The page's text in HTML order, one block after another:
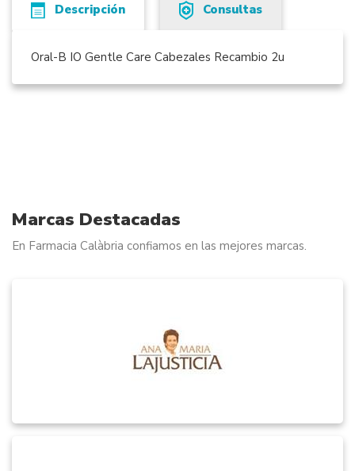
Descripción Consultas
Oral-B IO Gentle Care Cabezales Recambio 2u
Marcas Destacadas
En Farmacia Calàbria confiamos en las mejores marcas.